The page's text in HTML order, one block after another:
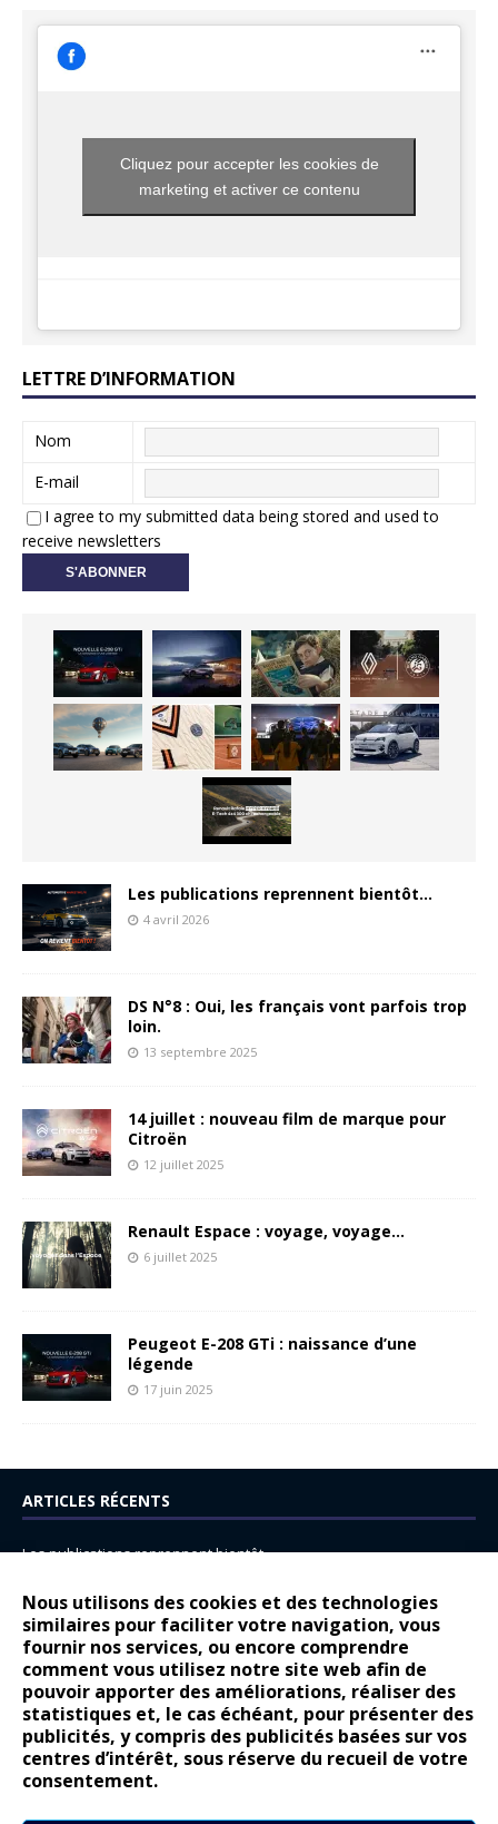
Nous utilisons des cookies et des technologies
similaires pour faciliter votre navigation, vous
fournir nos services, ou encore comprendre
comment vous utilisez notre site web afin de
pouvoir apporter des améliorations, réaliser des
statistiques et, le cas échéant, pour présenter des
publicités, y compris des publicités basées sur vos
centres d’intérêt, sous réserve du recueil de votre
consentement.
Cliquez pour accepter les cookies de
marketing et activer ce contenu
LETTRE D’INFORMATION
Nom
E-mail
I agree to my submitted data being stored and used to
receive newsletters
Les publications reprennent bientôt…
4 avril 2026
DS N°8 : Oui, les français vont parfois trop
loin.
13 septembre 2025
14 juillet : nouveau film de marque pour
Citroën
12 juillet 2025
Renault Espace : voyage, voyage…
6 juillet 2025
Peugeot E-208 GTi : naissance d’une
légende
17 juin 2025
ARTICLES RÉCENTS
Les publications reprennent bientôt…
14 juillet : nouveau film de marque pour Citroën
Renault Espace : voyage, voyage…
Peugeot E-208 GTi : naissance d’une légende
COMMENTAIRES RÉCENTS
Bernard Dardartdans